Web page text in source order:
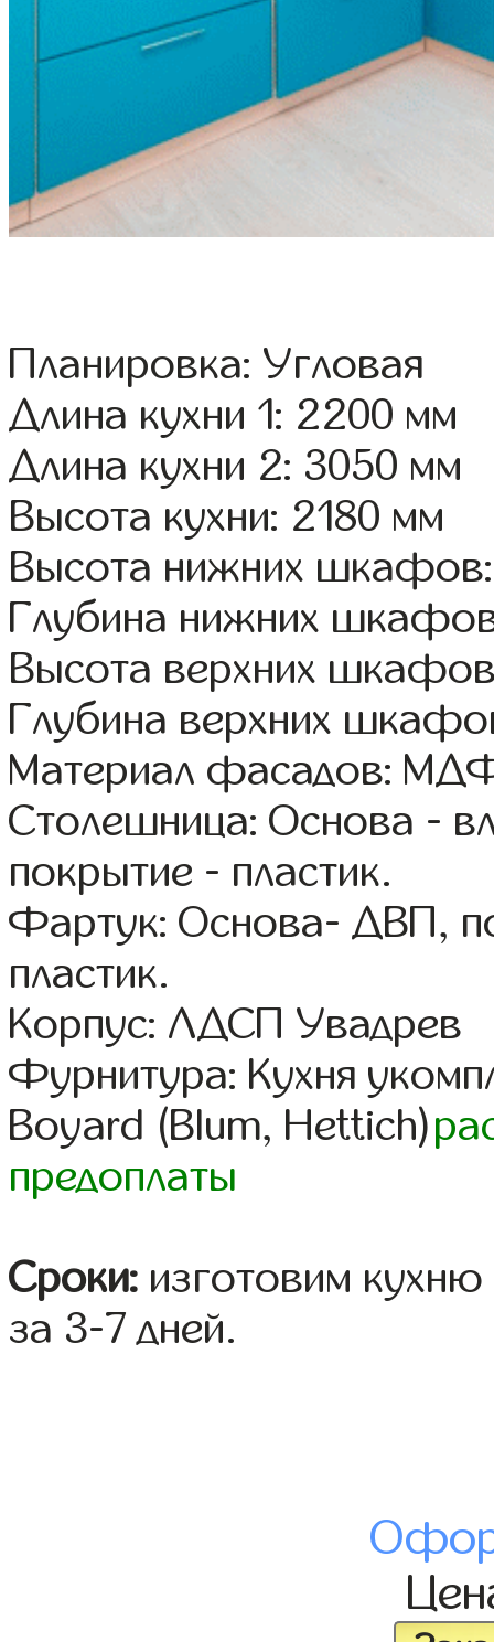
Планировка: Угловая
Длина кухни 1: 2200 мм
Длина кухни 2: 3050 мм
Высота кухни: 2180 мм
Высота нижних
Глубина нижних
Высота верхних
Глубина верхних
Материал фасадов:
Столешница: Основа -
покрытие - пластик.
Фартук: Основа- ДВП,
пластик.
Корпус: ЛДСП Увадрев
Фурнитура: Кухня
Boyard (Blum, Hettich)
предоплаты
Сроки: изготовим
за 3-7 дней.